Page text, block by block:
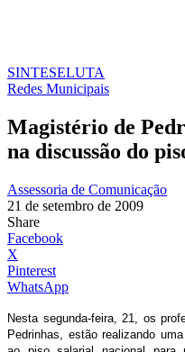
SINTESELUTA
Redes Municipais
Magistério de
na discussão do
Assessoria de Comunicação
21 de setembro de 2009
Share
Facebook
X
Pinterest
WhatsApp
Nesta segunda-feira, 21, os
Pedrinhas, estão realizando